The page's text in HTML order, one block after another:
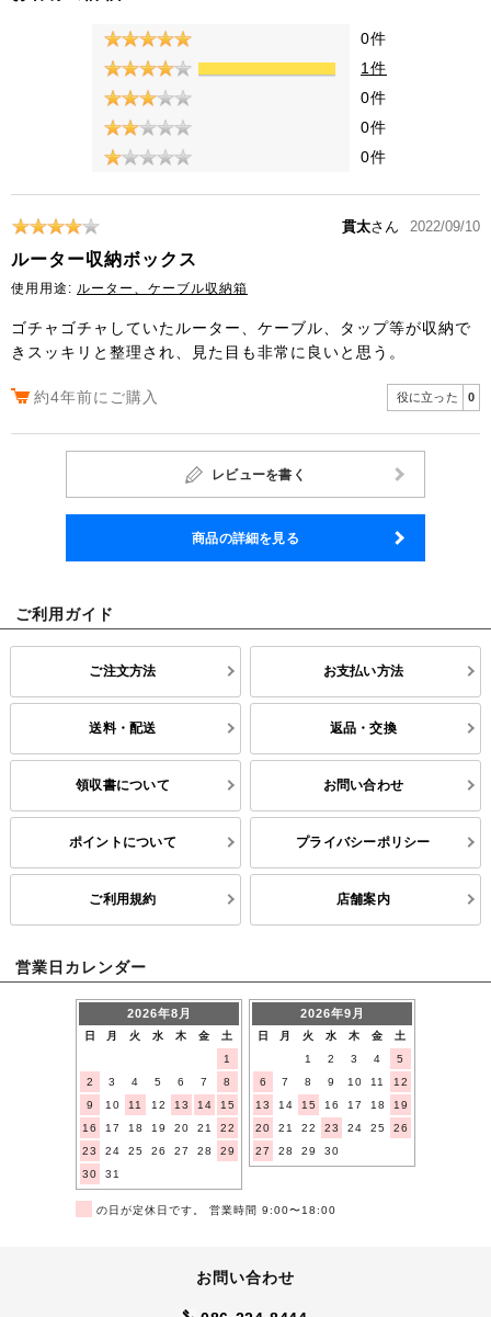
0件
1件
0件
0件
0件
貫太さん 2022/09/10
ルーター収納ボックス
使用用途: ルーター、ケーブル収納箱
ゴチャゴチャしていたルーター、ケーブル、タップ等が収納で
きスッキリと整理され、見た目も非常に良いと思う。
約4年前にご購入 役に立った 0
レビューを書く
商品の詳細を見る
ご利用ガイド
ご注文方法 お支払い方法
送料・配送 返品・交換
領収書について お問い合わせ
ポイントについて プライバシーポリシー
ご利用規約 店舗案内
営業日カレンダー
2026年8月
日 月 火 水 木 金
土
1
2
3 4 5 6 7
8
9
10 11 12 13 14
15
16
17 18 19 20 21
22
23
24 25 26 27 28
29
30
31
2026年9月
日 月 火 水 木 金
土
1
2 3 4
5
6
7 8 9 10 11
12
13
14 15 16 17 18
19
20
21 22 23 24 25
26
27
28 29 30
の日が定休日です。 営業時間 9:00〜18:00
お問い合わせ